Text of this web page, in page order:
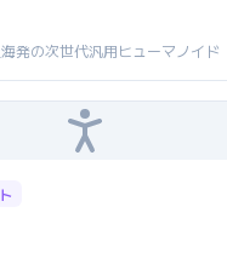
発の次世代汎用ヒューマノイド